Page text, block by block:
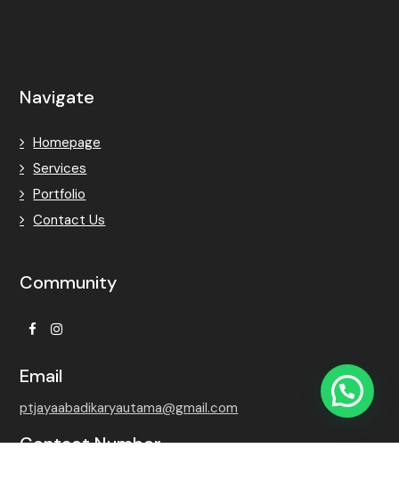
Navigate
Homepage
Services
Portfolio
Contact Us
Community
FacebookInstagram
Email
ptjayaabadikaryautama@gmail.com
Contact Number